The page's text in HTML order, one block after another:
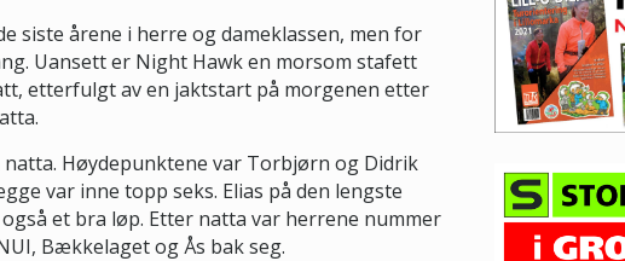
siste årene i herre og dameklassen, men for
Uansett er Night Hawk en morsom stafett
etterfulgt av en jaktstart på morgenen etter
Høydepunktene var Torbjørn og Didrik
var inne topp seks. Elias på den lengste
et bra løp. Etter natta var herrene nummer
Bækkelaget og Ås bak seg.